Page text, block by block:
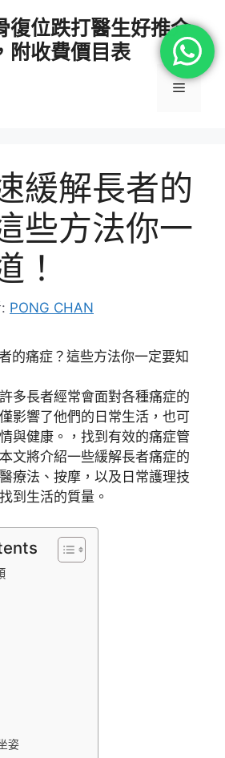
復位跌打醫生好推介
附收費價目表
選
緩解長者的
些方法你一
！
PONG CHAN
多長者經常會面對各種痛症的
影響了他們的日常生活，也可
與健康。，找到有效的痛症管
文將介紹一些緩解長者痛症的
療法、按摩，以及日常護理技
到生活的質量。
姿